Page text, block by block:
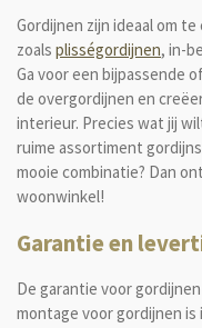
Gordijnen zijn ideaal om
zoals plisségordijnen, in-
Ga voor een bijpassende
de overgordijnen en
interieur. Precies wat jij
ruime assortiment
mooie combinatie? Dan
woonwinkel!
Garantie en
De garantie voor
montage voor gordijnen is